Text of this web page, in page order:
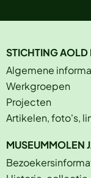
STICHTING
Algemene
Werkgroepen
Projecten
Artikelen, foto's,
MUSEUMMOLEN